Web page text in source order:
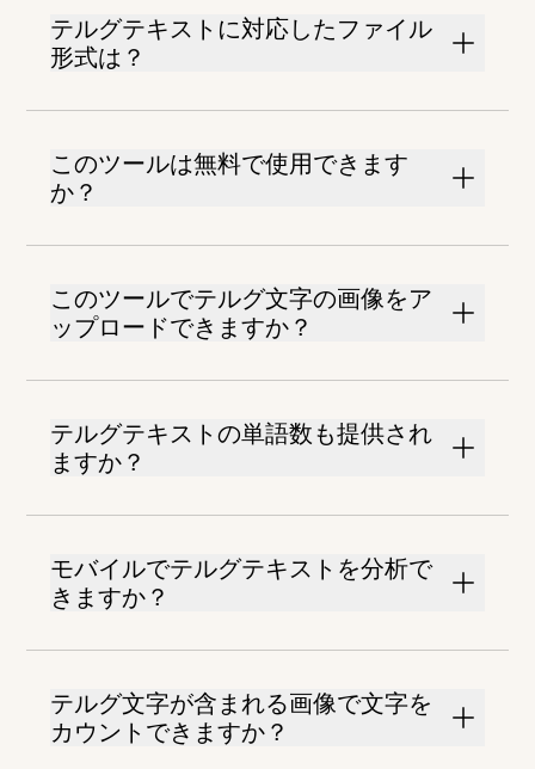
テルグテキストに対応したファイル
形式は？
このツールは無料で使用できます
か？
このツールでテルグ文字の画像をア
ップロードできますか？
テルグテキストの単語数も提供され
ますか？
モバイルでテルグテキストを分析で
きますか？
テルグ文字が含まれる画像で文字を
カウントできますか？